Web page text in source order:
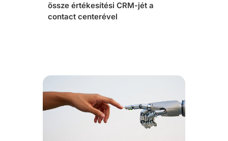
össze értékesítési CRM-jét a
contact centerével